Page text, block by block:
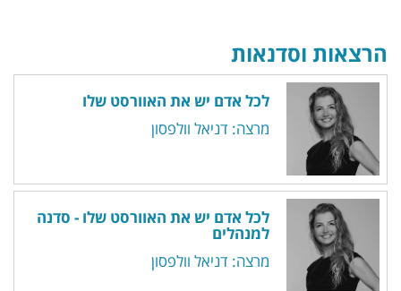
הרצאות וסדנאות
לכל אדם יש את האוורסט שלו
מרצה: דניאל וולפסון
לכל אדם יש את האוורסט שלו - סדנה
למנהלים
מרצה: דניאל וולפסון